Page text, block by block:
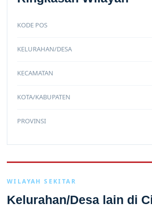
KODE POS
KELURAHAN/DESA
KECAMATAN
KOTA/KABUPATEN
PROVINSI
WILAYAH SEKITAR
Kelurahan/Desa lain di